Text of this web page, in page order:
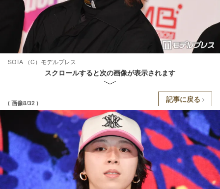
SOTA （C）モデルプレス
スクロールすると次の画像が表示されます
( 画像8/32 ) 記事に戻る